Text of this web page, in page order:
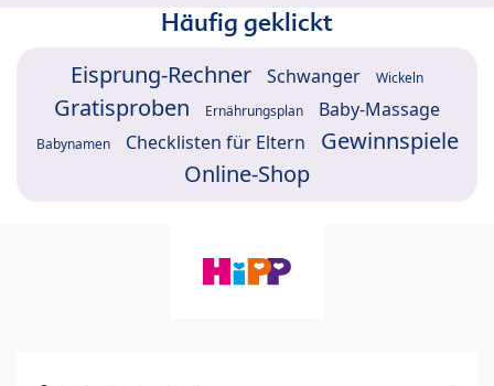
Häufig geklickt
Eisprung-Rechner Schwanger Wickeln
Gratisproben Ernährungsplan Baby-Massage
Babynamen Checklisten für Eltern
Gewinnspiele
Online-Shop